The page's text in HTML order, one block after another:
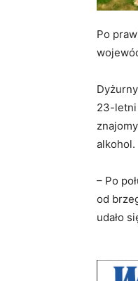
Po
23-letni
alkohol.
– Po
od
udało